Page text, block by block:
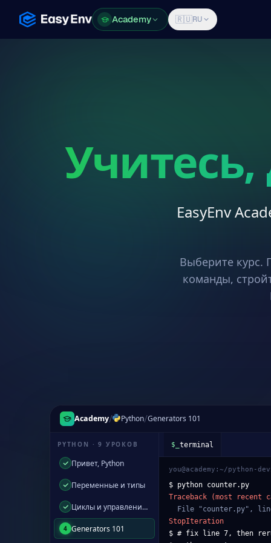
Academy
Academy 🇷🇺RU
EasyEnv
Выберите курс.
команды,
Academy/ Python/Generators 101
PYTHON · 9 УРОКОВ
Привет, Python
Переменные и типы
Циклы и управление потоком
4 Generators 101
counter.py
1
2
3
5
6
def count_up(start):
while
True:
yieldstart
start +=1
# quiz: keep the
you@academy:~/python-
$ python counter.py
Traceback (most
File "counter.py",
StopIteration
$ # fix line 7, then